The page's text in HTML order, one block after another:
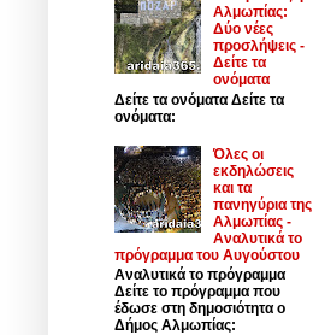
Αλμωπίας:
Δύο νέες
προσλήψεις -
Δείτε τα
ονόματα
Δείτε τα ονόματα Δείτε τα
ονόματα:
Όλες οι
εκδηλώσεις
και τα
πανηγύρια της
Αλμωπίας -
Αναλυτικά το
πρόγραμμα του Αυγούστου
Αναλυτικά το πρόγραμμα
Δείτε το πρόγραμμα που
έδωσε στη δημοσιότητα ο
Δήμος Αλμωπίας: